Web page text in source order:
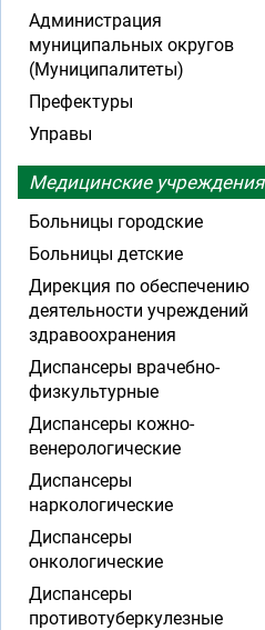
Администрация
муниципальных округов
(Муниципалитеты)
Префектуры
Управы
Медицинские учреждения
Больницы городские
Больницы детские
Дирекция по обеспечению
деятельности учреждений
здравоохранения
Диспансеры врачебно-
физкультурные
Диспансеры кожно-
венерологические
Диспансеры
наркологические
Диспансеры
онкологические
Диспансеры
противотуберкулезные